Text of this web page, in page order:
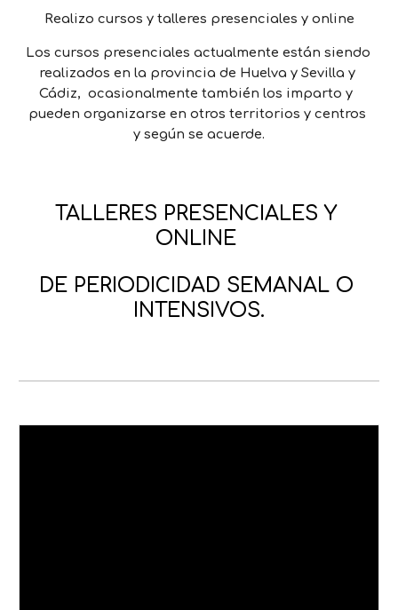
Realizo cursos y talleres presenciales y online
Los cursos presenciales actualmente están siendo
realizados en la provincia de Huelva y Sevilla y
Cádiz,  ocasionalmente también los imparto y
pueden organizarse en otros territorios y centros
y según se acuerde.
TALLERES PRESENCIALES Y
ONLINE
DE PERIODICIDAD SEMANAL O
INTENSIVOS.